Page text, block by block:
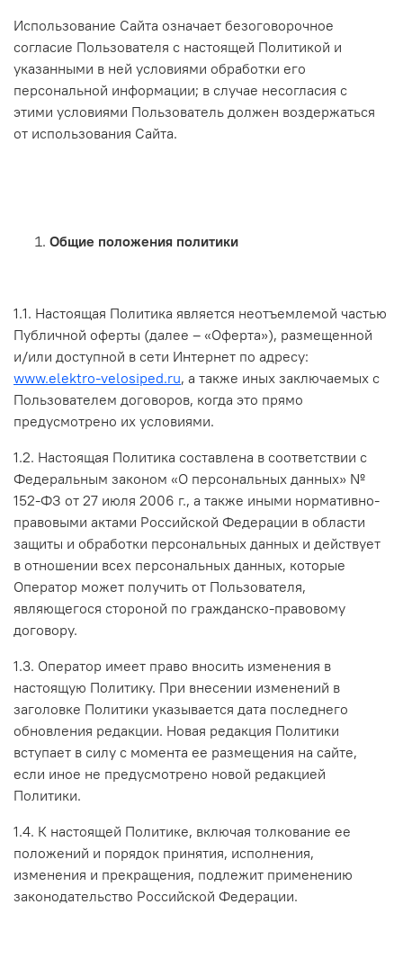
Использование Сайта означает безоговорочное
согласие Пользователя с настоящей Политикой и
указанными в ней условиями обработки его
персональной информации; в случае несогласия с
этими условиями Пользователь должен воздержаться
от использования Сайта.
Общие положения политики
1.1. Настоящая Политика является неотъемлемой частью
Публичной оферты (далее – «Оферта»), размещенной
и/или доступной в сети Интернет по адресу:
www.elektro-velosiped.ru, а также иных заключаемых с
Пользователем договоров, когда это прямо
предусмотрено их условиями.
1.2. Настоящая Политика составлена в соответствии с
Федеральным законом «О персональных данных» №
152-ФЗ от 27 июля 2006 г., а также иными нормативно-
правовыми актами Российской Федерации в области
защиты и обработки персональных данных и действует
в отношении всех персональных данных, которые
Оператор может получить от Пользователя,
являющегося стороной по гражданско-правовому
договору.
1.3. Оператор имеет право вносить изменения в
настоящую Политику. При внесении изменений в
заголовке Политики указывается дата последнего
обновления редакции. Новая редакция Политики
вступает в силу с момента ее размещения на сайте,
если иное не предусмотрено новой редакцией
Политики.
1.4. К настоящей Политике, включая толкование ее
положений и порядок принятия, исполнения,
изменения и прекращения, подлежит применению
законодательство Российской Федерации.